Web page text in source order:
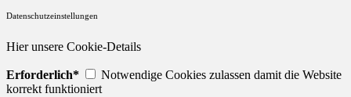
Datenschutzeinstellungen
Hier unsere Cookie-Details
Erforderlich*
Notwendige Cookies zulassen damit die Website
korrekt funktioniert